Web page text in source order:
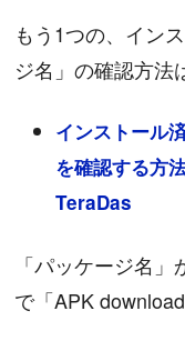
もう1つの、イン
ジ名」の確認方法
インストール
を確認する方
TeraDas
「パッケージ名
で「APK